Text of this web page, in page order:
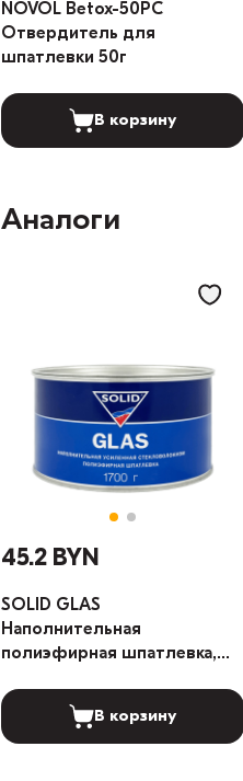
NOVOL Betox-50PC
Отвердитель для
шпатлевки 50г
В корзину
Аналоги
45.2 BYN
SOLID GLAS
Наполнительная
полиэфирная шпатлевка,
1,7кг
В корзину